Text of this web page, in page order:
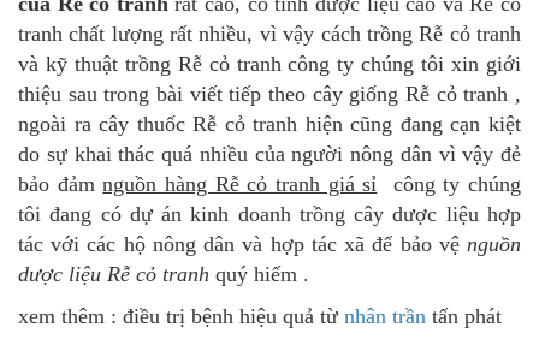
tranh chất lượng rất nhiều, vì vậy cách trồng Rễ cỏ tranh
và kỹ thuật trồng Rễ cỏ tranh công ty chúng tôi xin giới
thiệu sau trong bài viết tiếp theo cây giống Rễ cỏ tranh ,
ngoài ra cây thuốc Rễ cỏ tranh hiện cũng đang cạn kiệt
do sự khai thác quá nhiều của người nông dân vì vậy đẻ
bảo đảmnguồn hàng Rễ cỏ tranh giá sỉ công ty chúng
tôi đang có dự án kinh doanh trồng cây dược liệu hợp
tác với các hộ nông dân và hợp tác xã để bảo vệ nguồn
dược liệu Rễ cỏ tranh quý hiếm .
xem thêm : điều trị bệnh hiệu quả từ nhân trần tấn phát